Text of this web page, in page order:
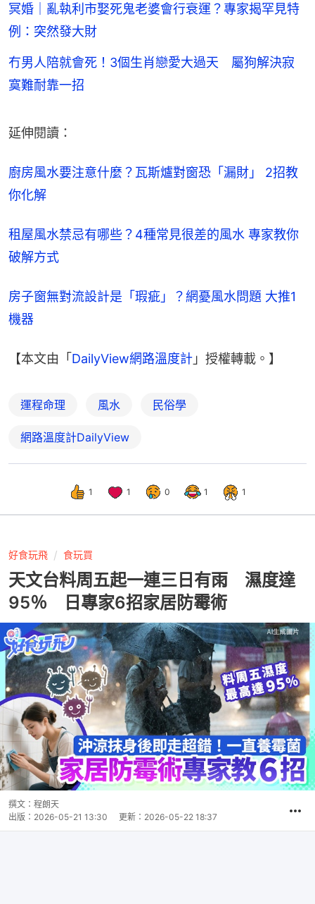
冥婚｜亂執利市娶死鬼老婆會行衰運？專家揭罕見特
例：突然發大財
冇男人陪就會死！3個生肖戀愛大過天 屬狗解決寂
寞難耐靠一招
延伸閱讀：
廚房風水要注意什麼？瓦斯爐對窗恐「漏財」 2招教
你化解
租屋風水禁忌有哪些？4種常見很差的風水 專家教你
破解方式
房子窗無對流設計是「瑕疵」？網憂風水問題 大推1
機器
【本文由「DailyView網路溫度計 」授權轉載。】
運程命理 風水 民俗學
網路溫度計DailyView
1 1 0 1 1
好食玩飛 食玩買
天文台料周五起一連三日有雨 濕度達
95％ 日專家6招家居防霉術
撰文： 程朗天
出版： 2026-05-21 13:30 更新： 2026-05-22 18:37